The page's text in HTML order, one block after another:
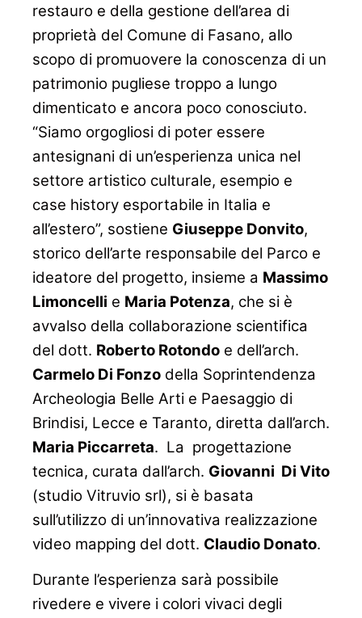
restauro e della gestione dell’area di
proprietà del Comune di Fasano, allo
scopo di promuovere la conoscenza di un
patrimonio pugliese troppo a lungo
dimenticato e ancora poco conosciuto.
“Siamo orgogliosi di poter essere
antesignani di un’esperienza unica nel
settore artistico culturale, esempio e
case history esportabile in Italia e
all’estero”, sostiene Giuseppe Donvito,
storico dell’arte responsabile del Parco e
ideatore del progetto, insieme a Massimo
Limoncelli e Maria Potenza, che si è
avvalso della collaborazione scientifica
del dott. Roberto Rotondo e dell’arch.
Carmelo Di Fonzo della Soprintendenza
Archeologia Belle Arti e Paesaggio di
Brindisi, Lecce e Taranto, diretta dall’arch.
Maria Piccarreta. La progettazione
tecnica, curata dall’arch. Giovanni Di Vito
(studio Vitruvio srl), si è basata
sull’utilizzo di un’innovativa realizzazione
video mapping del dott. Claudio Donato.
Durante l’esperienza sarà possibile
rivedere e vivere i colori vivaci degli